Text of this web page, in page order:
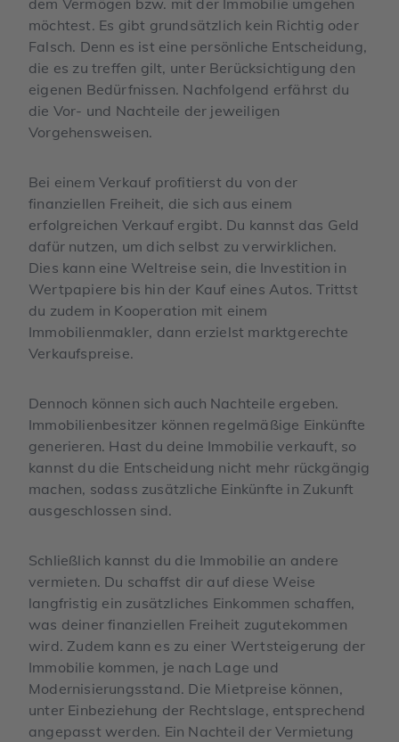
möchtest. Es gibt grundsätzlich kein Richtig oder
Falsch. Denn es ist eine persönliche Entscheidung,
die es zu treffen gilt, unter Berücksichtigung den
eigenen Bedürfnissen. Nachfolgend erfährst du
die Vor- und Nachteile der jeweiligen
Vorgehensweisen.
Bei einem Verkauf profitierst du von der
finanziellen Freiheit, die sich aus einem
erfolgreichen Verkauf ergibt. Du kannst das Geld
dafür nutzen, um dich selbst zu verwirklichen.
Dies kann eine Weltreise sein, die Investition in
Wertpapiere bis hin der Kauf eines Autos. Trittst
du zudem in Kooperation mit einem
Immobilienmakler, dann erzielst marktgerechte
Verkaufspreise.
Dennoch können sich auch Nachteile ergeben.
Immobilienbesitzer können regelmäßige Einkünfte
generieren. Hast du deine Immobilie verkauft, so
kannst du die Entscheidung nicht mehr rückgängig
machen, sodass zusätzliche Einkünfte in Zukunft
ausgeschlossen sind.
Schließlich kannst du die Immobilie an andere
vermieten. Du schaffst dir auf diese Weise
langfristig ein zusätzliches Einkommen schaffen,
was deiner finanziellen Freiheit zugutekommen
wird. Zudem kann es zu einer Wertsteigerung der
Immobilie kommen, je nach Lage und
Modernisierungsstand. Die Mietpreise können,
unter Einbeziehung der Rechtslage, entsprechend
angepasst werden. Ein Nachteil der Vermietung